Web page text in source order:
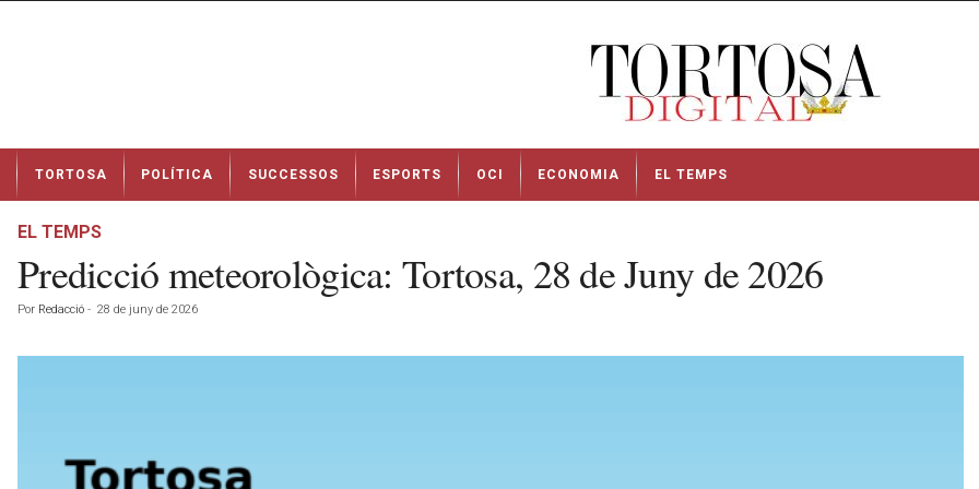
t
TORTOSA POLÍTICA SUCCESSOS ESPORTS OCI ECONOMIA EL TEMPS
EL TEMPS
Predicció meteorològica: Tortosa, 28 de Juny de 2026
Por Redacció - 28 de juny de 2026